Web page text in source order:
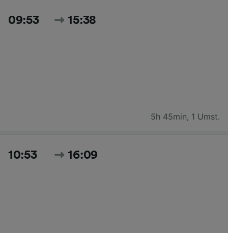
09:53 15:38
5h 45min, 1 Umst.
10:53 16:09